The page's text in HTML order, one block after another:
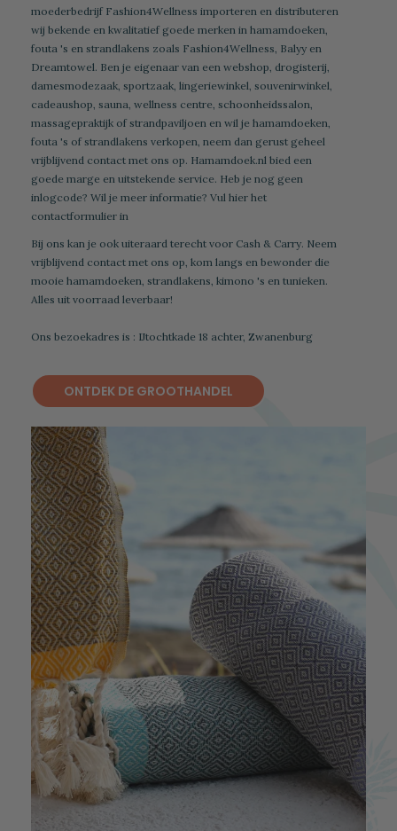
moederbedrijf Fashion4Wellness importeren en distributeren
wij bekende en kwalitatief goede merken in hamamdoeken,
fouta 's en strandlakens zoals Fashion4Wellness, Balyy en
Dreamtowel. Ben je eigenaar van een webshop, drogisterij,
damesmodezaak, sportzaak, lingeriewinkel, souvenirwinkel,
cadeaushop, sauna, wellness centre, schoonheidssalon,
massagepraktijk of strandpaviljoen en wil je hamamdoeken,
fouta 's of strandlakens verkopen, neem dan gerust geheel
vrijblijvend contact met ons op. Hamamdoek.nl bied een
goede marge en uitstekende service. Heb je nog geen
inlogcode? Wil je meer informatie? Vul hier het
contactformulier in
Bij ons kan je ook uiteraard terecht voor Cash & Carry. Neem
vrijblijvend contact met ons op, kom langs en bewonder die
mooie hamamdoeken, strandlakens, kimono 's en tunieken.
Alles uit voorraad leverbaar!
Ons bezoekadres is : IJtochtkade 18 achter, Zwanenburg
ONTDEK DE GROOTHANDEL